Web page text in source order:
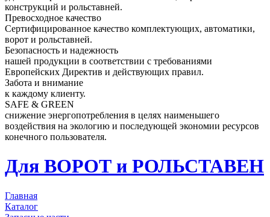
конструкций и рольставней.
Превосходное качество
Сертифицированное качество комплектующих, автоматики,
ворот и рольставней.
Безопасность и надежность
нашей продукции в соответствии с требованиями
Европейских Директив и действующих правил.
Забота и внимание
к каждому клиенту.
SAFE & GREEN
снижение энергопотребления в целях наименьшего
воздействия на экологию и последующей экономии ресурсов
конечного пользователя.
Для ВОРОТ и РОЛЬСТАВЕН
Главная
Каталог